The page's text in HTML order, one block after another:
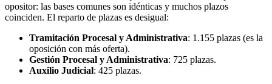
opositor: las bases comunes son idénticas y muchos plazos
coinciden. El reparto de plazas es desigual:
Tramitación Procesal y Administrativa: 1.155 plazas (es la
oposición con más oferta).
Gestión Procesal y Administrativa: 725 plazas.
Auxilio Judicial: 425 plazas.